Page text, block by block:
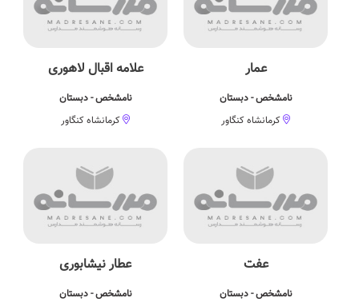
عمار
نامشخص - دبستان
کرمانشاه کنگاور
علامه اقبال لاهوری
نامشخص - دبستان
کرمانشاه کنگاور
عفت
نامشخص - دبستان
عطار نیشابوری
نامشخص - دبستان